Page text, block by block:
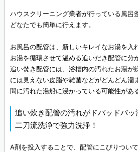
ハウスクリーニング業者が行っている風呂
どなたでも簡単に行えます。
お風呂の配管は、新しいキレイなお湯を入
お湯を循環させて温める追いだき配管に分
追い焚き配管には、浴槽内の汚れたお湯が
には見えない皮脂や雑菌などがどんどん溜
間に汚れた湯船に浸かっている可能性があ
追い炊き配管の汚れがドバッドバッ
二刀流洗浄で強力洗浄！
A剤を投入することで、配管にこびりつい